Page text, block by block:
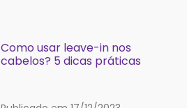
Como usar leave-in nos
cabelos? 5 dicas práticas